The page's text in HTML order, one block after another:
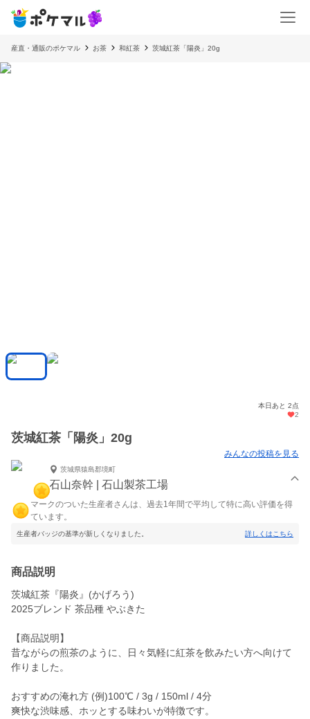
産直・通販のポケマル お茶 和紅茶 茨城紅茶「陽炎」20g
本日あと 2点
2
茨城紅茶「陽炎」20g
みんなの投稿を見る
茨城県猿島郡境町
石山奈幹 | 石山製茶工場
マークのついた生産者さんは、過去1年間で平均して特に高い評価を得
ています。
生産者バッジの基準が新しくなりました。 詳しくはこちら
商品説明
茨城紅茶『陽炎』(かげろう)
2025ブレンド 茶品種 やぶきた
【商品説明】
昔ながらの煎茶のように、日々気軽に紅茶を飲みたい方へ向けて
作りました。
おすすめの淹れ方 (例)100℃ / 3g / 150ml / 4分
爽快な渋味感、ホッとする味わいが特徴です。